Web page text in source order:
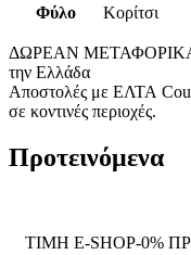
Φύλο
Κορίτσι
ΔΩΡΕΑΝ ΜΕΤΑΦΟΡΙΚΑ
την Ελλάδα
Αποστολές με ΕΛΤΑ
σε κοντινές περιοχές.
Προτεινόμενα
ΤΙΜΗ E-SHOP-0%